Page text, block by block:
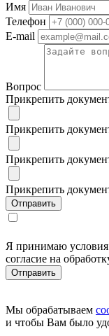
Имя
Телефон
E-mail
Вопрос
Прикрепить
Прикрепить
Прикрепить
Прикрепить
Я принимаю условия
согласие на
Мы обрабатываем
и чтобы Вам было